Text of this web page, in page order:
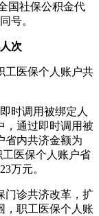
国社保公积金代
号。
次
工医保个人账户共
时调用被绑定人
，通过即时调用被
省内共济金额为
工医保个人账户省
万元。
诊共济改革，扩
，职工医保个人账